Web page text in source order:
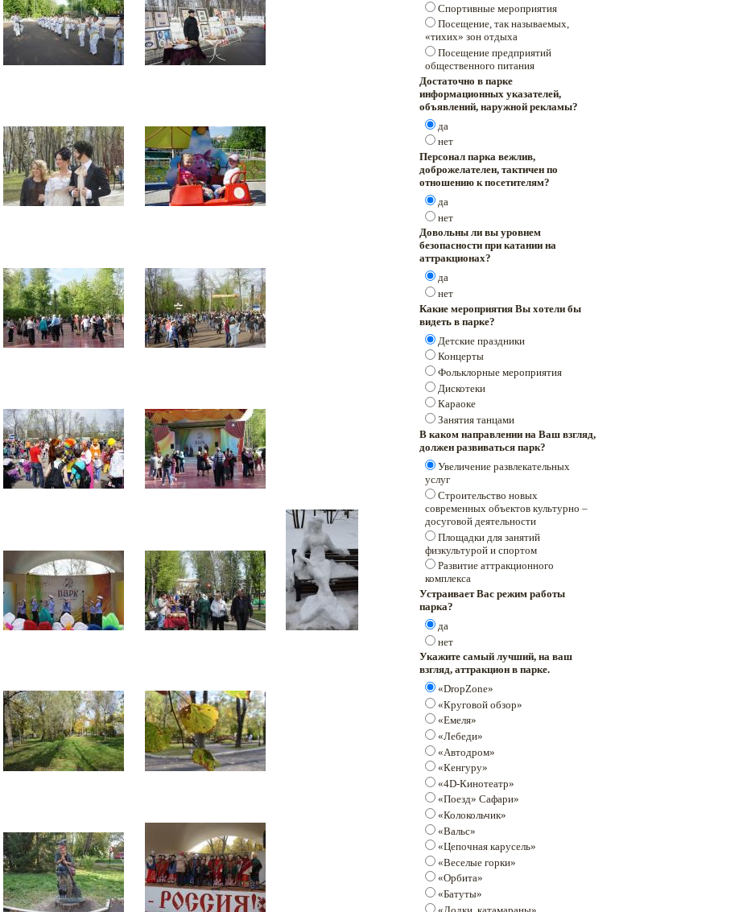
Спортивные мероприятия
Посещение, так называемых,
«тихих» зон отдыха
Посещение предприятий
общественного питания
Достаточно в парке
информационных указателей,
объявлений, наружной рекламы?
да
нет
Персонал парка вежлив,
доброжелателен, тактичен по
отношению к посетителям?
да
нет
Довольны ли вы уровнем
безопасности при катании на
аттракционах?
да
нет
Какие мероприятия Вы хотели бы
видеть в парке?
Детские праздники
Концерты
Фольклорные мероприятия
Дискотеки
Караоке
Занятия танцами
В каком направлении на Ваш взгляд,
должен развиваться парк?
Увеличение развлекательных
услуг
Строительство новых
современных объектов культурно –
досуговой деятельности
Площадки для занятий
физкультурой и спортом
Развитие аттракционного
комплекса
Устраивает Вас режим работы
парка?
да
нет
Укажите самый лучший, на ваш
взгляд, аттракцион в парке.
«DropZone»
«Круговой обзор»
«Емеля»
«Лебеди»
«Автодром»
«Кенгуру»
«4D-Кинотеатр»
«Поезд» Сафари»
«Колокольчик»
«Вальс»
«Цепочная карусель»
«Веселые горки»
«Орбита»
«Батуты»